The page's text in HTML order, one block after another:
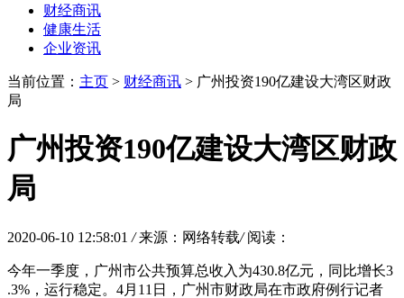
财经商讯
健康生活
企业资讯
当前位置： 主页 > 财经商讯 > 广州投资190亿建设大湾区财政
局
广州投资190亿建设大湾区财政
局
2020-06-10 12:58:01 / 来源：网络转载/ 阅读：
今年一季度，广州市公共预算总收入为430.8亿元，同比增长3
.3%，运行稳定。4月11日，广州市财政局在市政府例行记者